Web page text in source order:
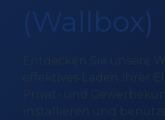
(Wallbox)
Entdecken Sie unsere
effektives Laden Ihrer
Privat- und
installieren und